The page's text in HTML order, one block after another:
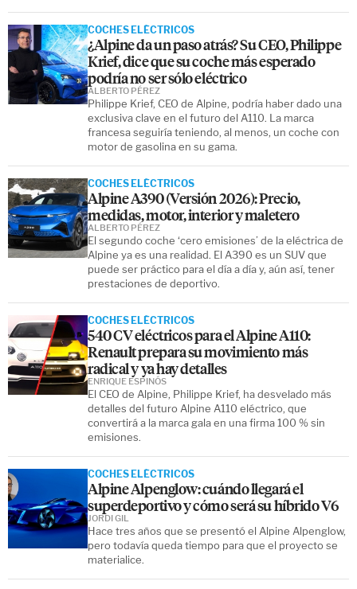
COCHES ELÉCTRICOS
¿Alpine da un paso atrás? Su CEO, Philippe
Krief, dice que su coche más esperado
podría no ser sólo eléctrico
Philippe Krief, CEO de Alpine, podría haber dado una
exclusiva clave en el futuro del A110. La marca
francesa seguiría teniendo, al menos, un coche con
motor de gasolina en su gama.
ALBERTO PÉREZ
COCHES ELÉCTRICOS
Alpine A390 (Versión 2026): Precio,
medidas, motor, interior y maletero
El segundo coche ‘cero emisiones’ de la eléctrica de
Alpine ya es una realidad. El A390 es un SUV que
puede ser práctico para el día a día y, aún así, tener
prestaciones de deportivo.
ALBERTO PÉREZ
COCHES ELÉCTRICOS
540 CV eléctricos para el Alpine A110:
Renault prepara su movimiento más
radical y ya hay detalles
El CEO de Alpine, Philippe Krief, ha desvelado más
detalles del futuro Alpine A110 eléctrico, que
convertirá a la marca gala en una firma 100 % sin
emisiones.
ENRIQUE ESPINÓS
COCHES ELÉCTRICOS
Alpine Alpenglow: cuándo llegará el
superdeportivo y cómo será su híbrido V6
Hace tres años que se presentó el Alpine Alpenglow,
pero todavía queda tiempo para que el proyecto se
materialice.
JORDI GIL